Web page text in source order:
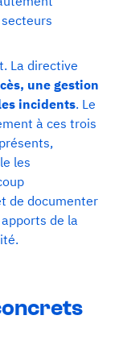
La directive
une gestion
incidents. Le
à ces trois
les
de documenter
de la